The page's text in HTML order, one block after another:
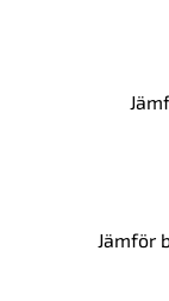
Jämför